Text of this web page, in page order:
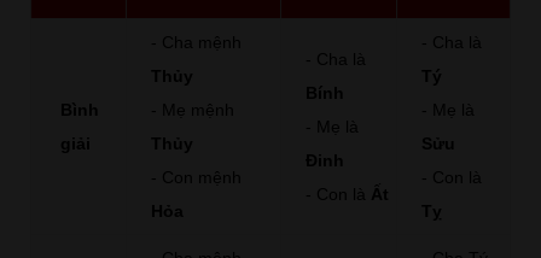
Bình
giải
- Cha mệnh
Thủy
- Mẹ mệnh
Thủy
- Con mệnh
Hỏa
- Cha là
Bính
- Mẹ là
Đinh
- Con là Ất
- Cha là
Tý
- Mẹ là
Sửu
- Con là
Tỵ